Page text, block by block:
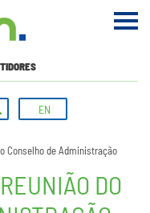
EN
Conselho de Administração
DO